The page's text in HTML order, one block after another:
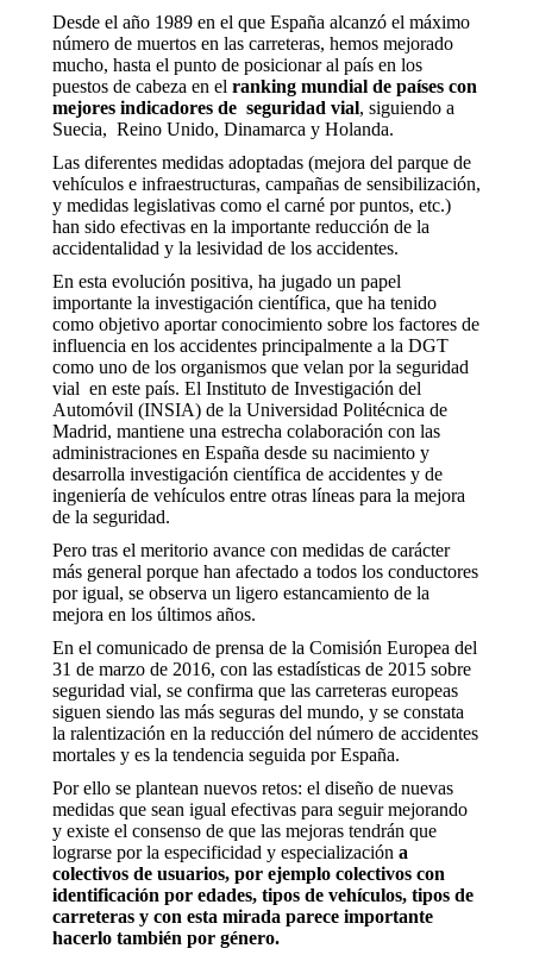
Desde el año 1989 en el que España alcanzó el máximo
número de muertos en las carreteras, hemos mejorado
mucho, hasta el punto de posicionar al país en los
puestos de cabeza en el ranking mundial de países con
mejores indicadores de seguridad vial, siguiendo a
Suecia, Reino Unido, Dinamarca y Holanda.
Las diferentes medidas adoptadas (mejora del parque de
vehículos e infraestructuras, campañas de sensibilización,
y medidas legislativas como el carné por puntos, etc.)
han sido efectivas en la importante reducción de la
accidentalidad y la lesividad de los accidentes.
En esta evolución positiva, ha jugado un papel
importante la investigación científica, que ha tenido
como objetivo aportar conocimiento sobre los factores de
influencia en los accidentes principalmente a la DGT
como uno de los organismos que velan por la seguridad
vial en este país. El Instituto de Investigación del
Automóvil (INSIA) de la Universidad Politécnica de
Madrid, mantiene una estrecha colaboración con las
administraciones en España desde su nacimiento y
desarrolla investigación científica de accidentes y de
ingeniería de vehículos entre otras líneas para la mejora
de la seguridad.
Pero tras el meritorio avance con medidas de carácter
más general porque han afectado a todos los conductores
por igual, se observa un ligero estancamiento de la
mejora en los últimos años.
En el comunicado de prensa de la Comisión Europea del
31 de marzo de 2016, con las estadísticas de 2015 sobre
seguridad vial, se confirma que las carreteras europeas
siguen siendo las más seguras del mundo, y se constata
la ralentización en la reducción del número de accidentes
mortales y es la tendencia seguida por España.
Por ello se plantean nuevos retos: el diseño de nuevas
medidas que sean igual efectivas para seguir mejorando
y existe el consenso de que las mejoras tendrán que
lograrse por la especificidad y especialización a
colectivos de usuarios, por ejemplo colectivos con
identificación por edades, tipos de vehículos, tipos de
carreteras y con esta mirada parece importante
hacerlo también por género.